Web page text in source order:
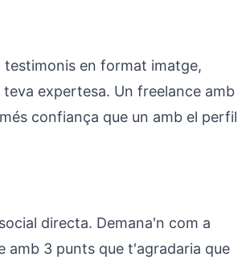
testimonis en format imatge,
expertesa. Un freelance amb
confiança que un amb el perfil
directa. Demana'n com a
amb 3 punts que t'agradaria que